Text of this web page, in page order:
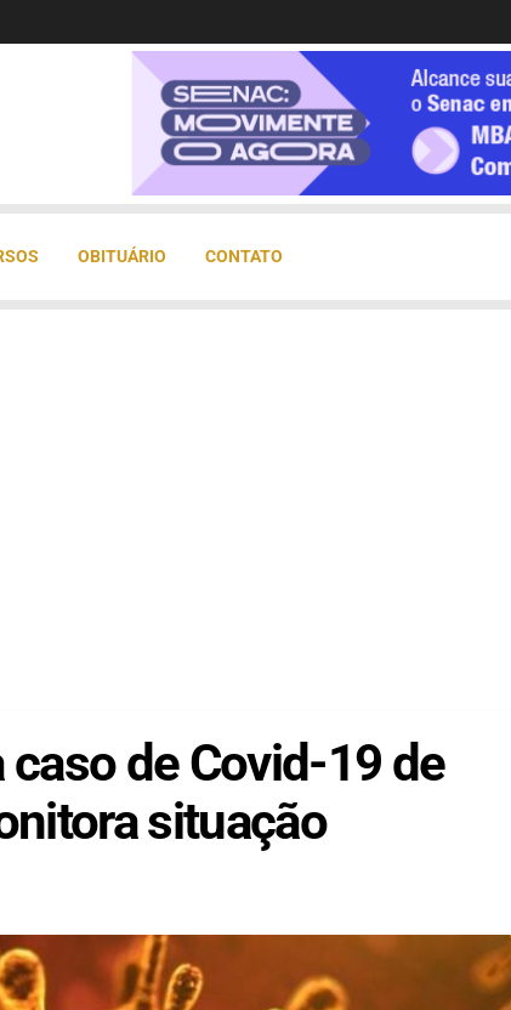
OBITUÁRIO CONTATO
de Covid-19 de
situação